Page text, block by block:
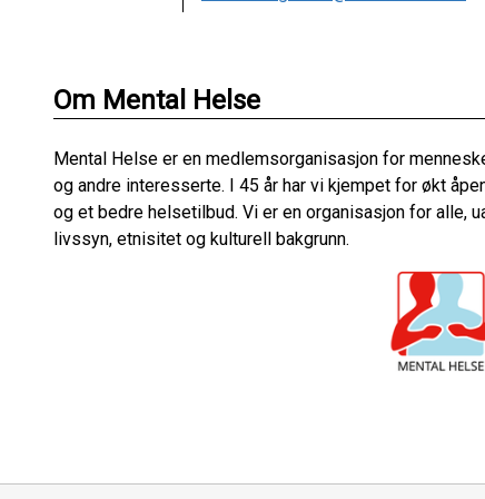
Om Mental Helse
Mental Helse er en medlemsorganisasjon for
og andre interesserte. I 45 år har vi kjempet for økt
og et bedre helsetilbud. Vi er en organisasjon for alle,
livssyn, etnisitet og kulturell bakgrunn.